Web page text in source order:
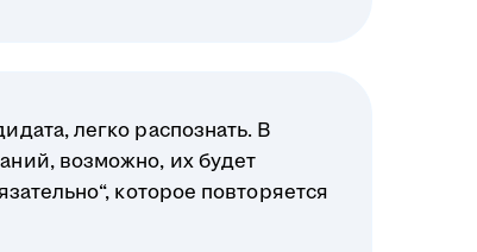
легко распознать. В
возможно, их будет
которое повторяется